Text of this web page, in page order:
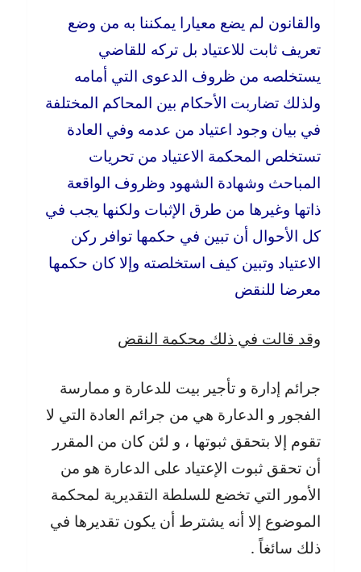
والقانون لم يضع معيارا يمكننا به من وضع
تعريف ثابت للاعتياد بل تركه للقاضي
يستخلصه من ظروف الدعوى التي أمامه
ولذلك تضاربت الأحكام بين المحاكم المختلفة
في بيان وجود اعتياد من عدمه وفي العادة
تستخلص المحكمة الاعتياد من تحريات
المباحث وشهادة الشهود وظروف الواقعة
ذاتها وغيرها من طرق الإثبات ولكنها يجب في
كل الأحوال أن تبين في حكمها توافر ركن
الاعتياد وتبين كيف استخلصته وإلا كان حكمها
معرضا للنقض
وقد قالت في ذلك محكمة النقض
جرائم إدارة و تأجير بيت للدعارة و ممارسة
الفجور و الدعارة هي من جرائم العادة التي لا
تقوم إلا بتحقق ثبوتها ، و لئن كان من المقرر
أن تحقق ثبوت الإعتياد على الدعارة هو من
الأمور التي تخضع للسلطة التقديرية لمحكمة
الموضوع إلا أنه يشترط أن يكون تقديرها في
ذلك سائغاً .